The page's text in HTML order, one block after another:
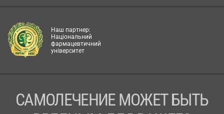
Наш партнер:
Національний
фармацевтичний
університет
САМОЛЕЧЕНИЕ МОЖЕТ БЫТЬ